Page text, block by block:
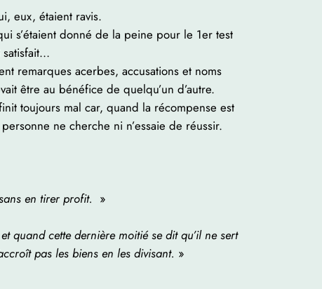
eux, étaient ravis.
s’étaient donné de la peine pour le 1er test
remarques acerbes, accusations et noms
être au bénéfice de quelqu’un d’autre.
toujours mal car, quand la récompense est
ne cherche ni n’essaie de réussir.
en tirer profit. »
quand cette dernière moitié se dit qu’il ne sert
pas les biens en les divisant. »